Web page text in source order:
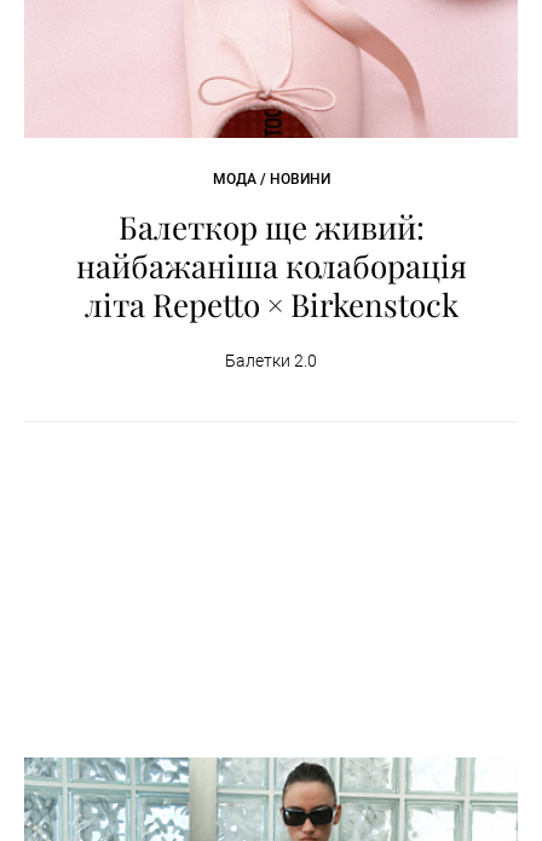
МОДА / НОВИНИ
Балеткор ще живий:
найбажаніша колаборація
літа Repetto × Birkenstock
Балетки 2.0